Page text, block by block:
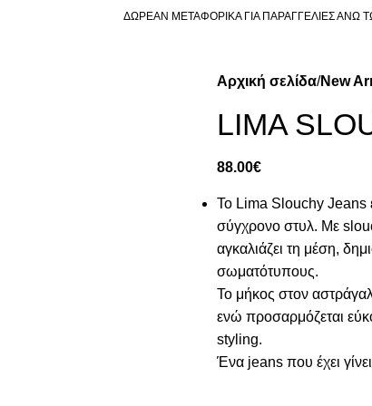
ΔΩΡΕΑΝ ΜΕΤΑΦΟΡΙΚΑ ΓΙΑ ΠΑΡΑΓΓΕΛΙΕΣ ΑΝΩ
Αρχική σελίδα New
LIMA
88.00€
To Lima Slouchy Jeans
σύγχρονο στυλ. Με
αγκαλιάζει τη μέση,
σωματότυπους.
Το μήκος στον
ενώ προσαρμόζεται
styling.
Ένα jeans που έχει